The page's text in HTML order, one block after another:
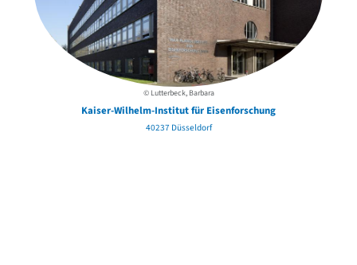
© Lutterbeck, Barbara
Kaiser-Wilhelm-Institut für Eisenforschung
40237 Düsseldorf